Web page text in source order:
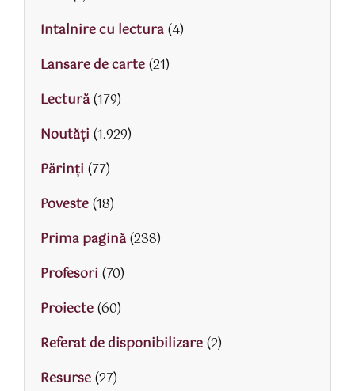
Intalnire cu lectura(4)
Lansare de carte(21)
Lectură(179)
Noutăți (1.929)
Părinţi (77)
Poveste(18)
Prima pagină(238)
Profesori (70)
Proiecte(60)
Referat de disponibilizare(2)
Resurse(27)